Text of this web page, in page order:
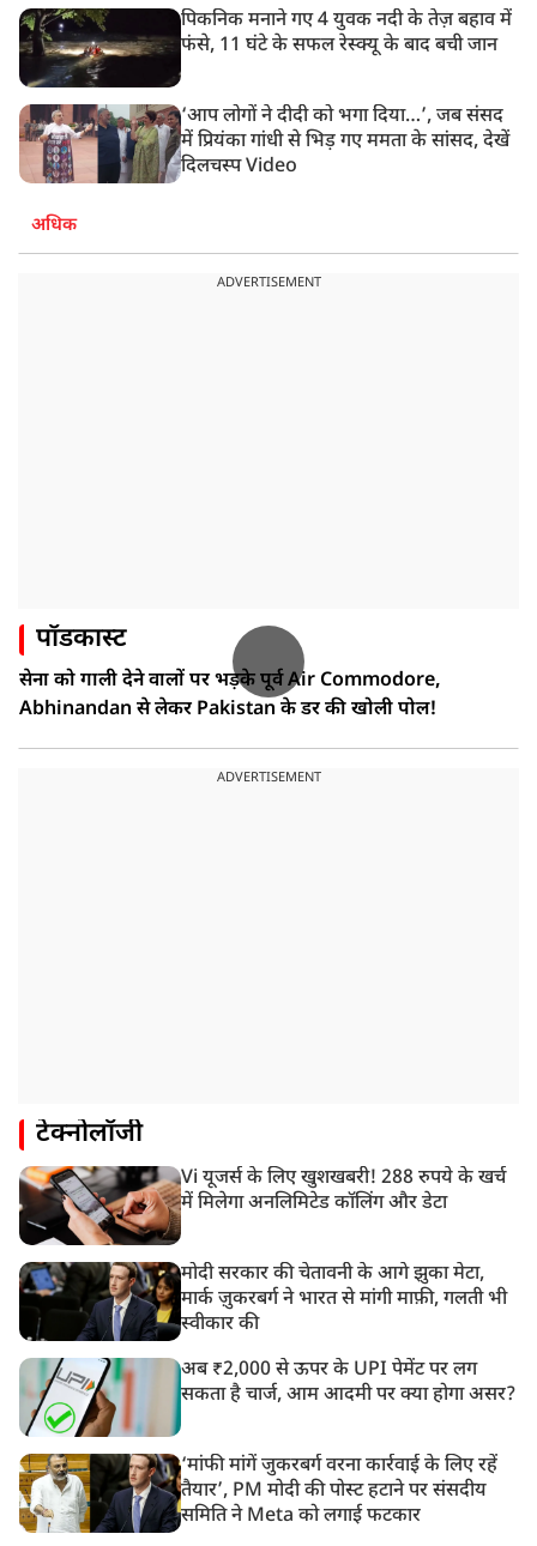
पिकनिक मनाने गए 4 युवक नदी के तेज़ बहाव में
फंसे, 11 घंटे के सफल रेस्क्यू के बाद बची जान
‘आप लोगों ने दीदी को भगा दिया…’, जब संसद
में प्रियंका गांधी से भिड़ गए ममता के सांसद, देखें
दिलचस्प Video
अधिक
ADVERTISEMENT
पॉडकास्ट
सेना को गाली देने वालों पर भड़के पूर्व Air Commodore,
Abhinandan से लेकर Pakistan के डर की खोली पोल!
ADVERTISEMENT
टेक्नोलॉजी
Vi यूजर्स के लिए खुशखबरी! 288 रुपये के खर्च
में मिलेगा अनलिमिटेड कॉलिंग और डेटा
मोदी सरकार की चेतावनी के आगे झुका मेटा,
मार्क ज़ुकरबर्ग ने भारत से मांगी माफ़ी, गलती भी
स्वीकार की
अब ₹2,000 से ऊपर के UPI पेमेंट पर लग
सकता है चार्ज, आम आदमी पर क्या होगा असर?
‘मांफी मांगें जुकरबर्ग वरना कार्रवाई के लिए रहें
तैयार’, PM मोदी की पोस्ट हटाने पर संसदीय
समिति ने Meta को लगाई फटकार